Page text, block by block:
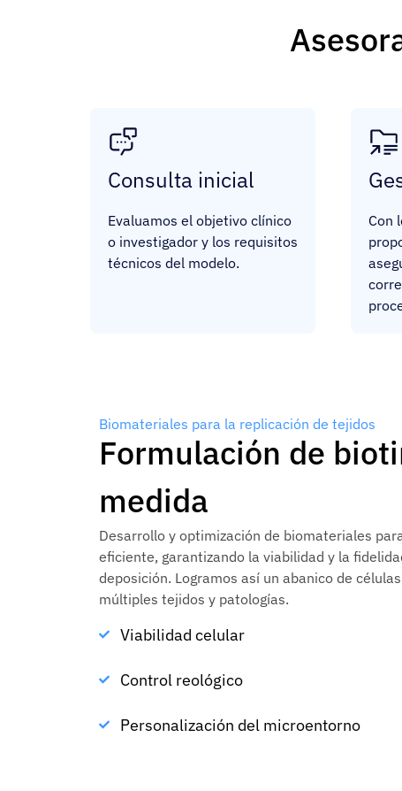
Consulta inicial
Evaluamos el objetivo clínico
o investigador y los requisitos
técnicos del modelo.
Con
Biomateriales para la replicación de tejidos
Formulación de
medida
Desarrollo y optimización de biomateriales
eficiente, garantizando la viabilidad y la
deposición. Logramos así un abanico de
múltiples tejidos y patologías.
Viabilidad celular
Control reológico
Personalización del microentorno